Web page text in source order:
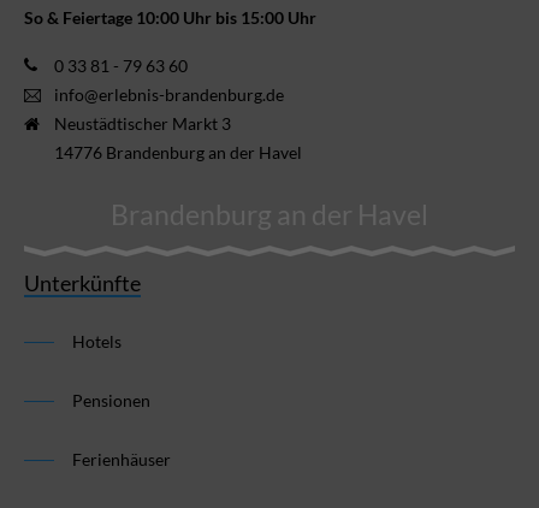
So & Feiertage 10:00 Uhr bis 15:00 Uhr
0 33 81 - 79 63 60
info@erlebnis-brandenburg.de
Neustädtischer Markt 3
14776 Brandenburg an der Havel
Brandenburg an der Havel
Unterkünfte
Hotels
Pensionen
Ferienhäuser